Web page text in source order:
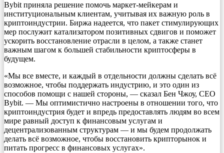
Bybit приняла решение помочь маркет-мейкерам и
институциональным клиентам, учитывая их важную роль в
криптоиндустрии. Биржа надеется, что пакет стимулирующих
мер послужит катализатором позитивных сдвигов и поможет
ускорить восстановление отрасли в целом, а также станет
важным шагом к большей стабильности криптосферы в
будущем.
«Мы все вместе, и каждый в отдельности должны сделать всё
возможное, чтобы поддержать индустрию, и это один из
способов помощи с нашей стороны, — сказал Бен Чжоу, CEO
Bybit. — Мы оптимистично настроены в отношении того, что
криптоиндустрия будет и впредь предоставлять людям во всем
мире равный доступ к финансовым услугам и
децентрализованным структурам — и мы будем продолжать
делать всё возможное, чтобы восстановить крипторынок и
питать прогресс в финансовых услугах».